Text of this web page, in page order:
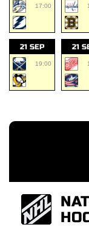
17:00
21 SEP
19:00
21